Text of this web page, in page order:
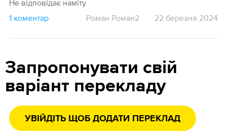
Не відповідає наміту
1 коментар
Роман Роман2 22 березня 2024
Запропонувати свій
варіант перекладу
УВІЙДІТЬ ЩОБ ДОДАТИ ПЕРЕКЛАД